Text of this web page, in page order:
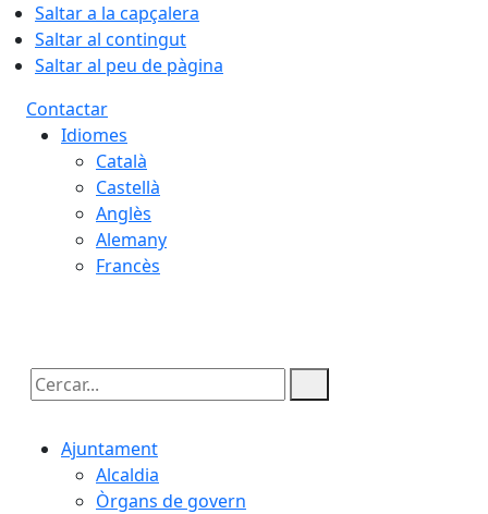
Saltar a la capçalera
Saltar al contingut
Saltar al peu de pàgina
Contactar
Idiomes
Català
Castellà
Anglès
Alemany
Francès
Cercar:
Ajuntament
Alcaldia
Òrgans de govern